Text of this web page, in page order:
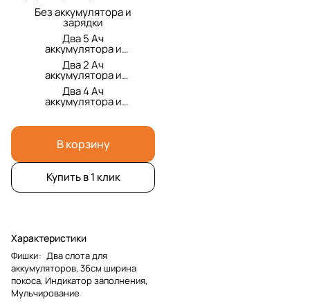
Без аккумулятора и
зарядки
Два 5 Ач
аккумулятора и
двойная зарядка
Два 2 Ач
аккумулятора и
двойная зарядка
Два 4 Ач
аккумулятора и
двойная зарядка
В корзину
Купить в 1 клик
Характеристики
Фишки: Два слота для
аккумуляторов, 36см ширина
покоса, Индикатор заполнения,
Мульчирование